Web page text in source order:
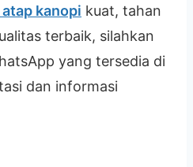
atap kanopi kuat, tahan
terbaik, silahkan
yang tersedia di
dan informasi